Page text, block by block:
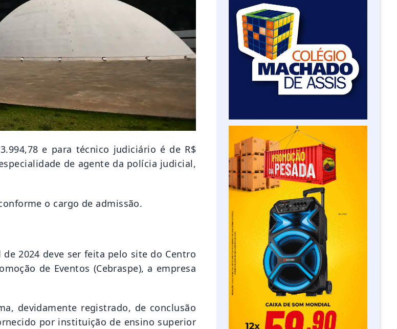
e para técnico judiciário é de R$
de agente da polícia judicial,
o cargo de admissão.
2024 deve ser feita pelo site do Centro
de Eventos (Cebraspe), a empresa
devidamente registrado, de conclusão
por instituição de ensino superior